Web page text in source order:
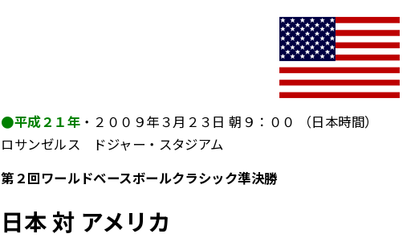
●平成２１年 ・２００９年３月２３日 朝９：００ （日本時間）
ロサンゼルス ドジャー・スタジアム
第２回ワールドベースボールクラシック準決勝
日本 対 アメリカ